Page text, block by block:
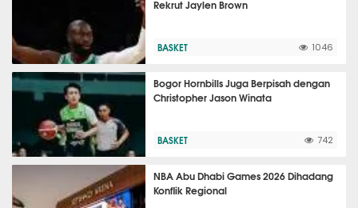
Rekrut Jaylen Brown
BASKET 1046
Bogor Hornbills Juga Berpisah dengan
Christopher Jason Winata
BASKET 742
NBA Abu Dhabi Games 2026 Dihadang
Konflik Regional